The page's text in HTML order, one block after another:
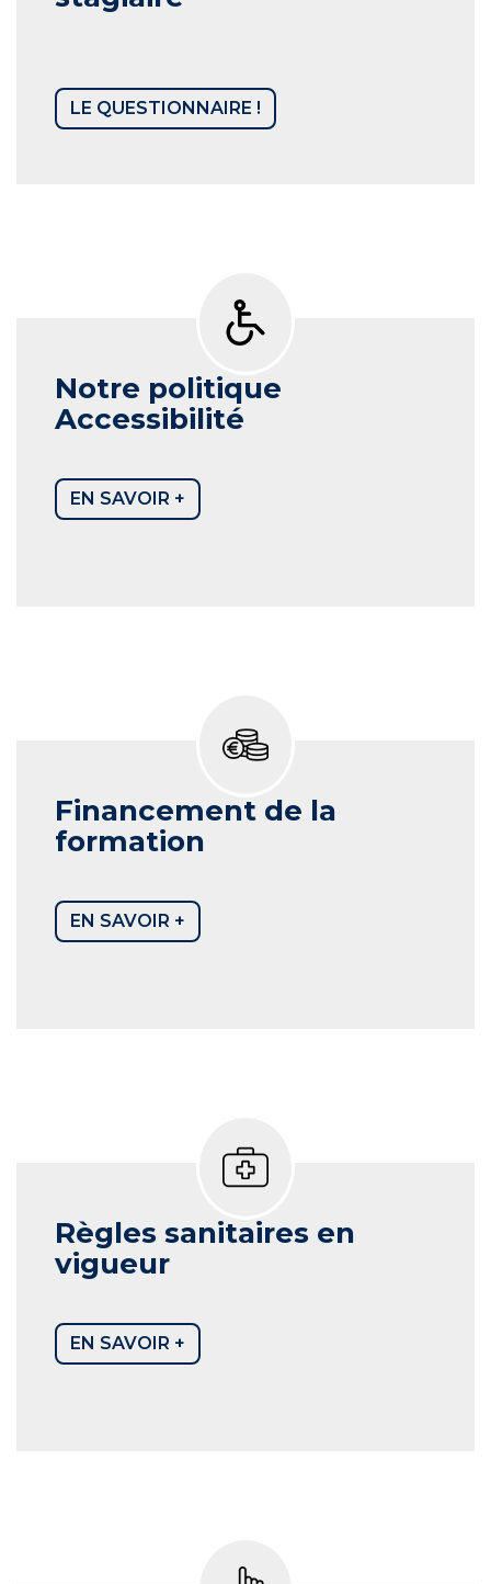
LE QUESTIONNAIRE !
Notre politique
Accessibilité
EN SAVOIR +
Financement de la
formation
EN SAVOIR +
Règles sanitaires en
vigueur
EN SAVOIR +